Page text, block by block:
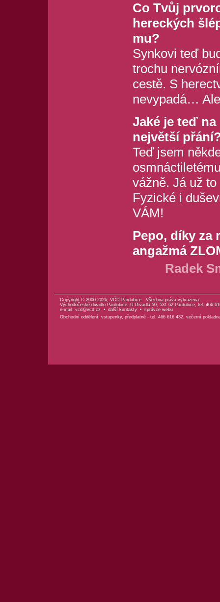
Co Tvůj
hereckých
mu?
Synkovi teď
trochu
cestě. S
nevypadá…
Jaké je teď
největší
Teď jsem
vážně. Já už
Fyzické i
VÁM!
Pepo, díky za
angažmá
Radek
Copyright © 2000-2026, VČD Pardubice. Všechna práva vyhrazena.
Východočeské divadlo Pardubice, U Divadla 50, 531 62 Pardubice, tel: 466
e-mail: vcd@vcd.cz • další kontakty• správce webu
Obchodní oddělení, vstupenky, předplatné - tel. 466 616 432, večerní